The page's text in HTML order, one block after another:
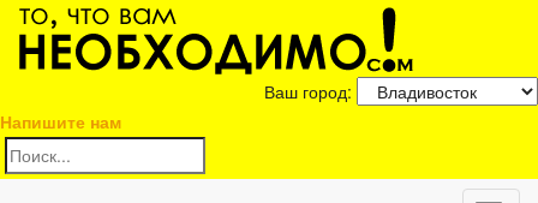
Ваш город:
Напишите нам